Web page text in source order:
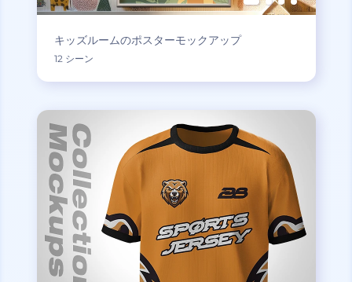
キッズルームのポスターモックアップ
12 シーン